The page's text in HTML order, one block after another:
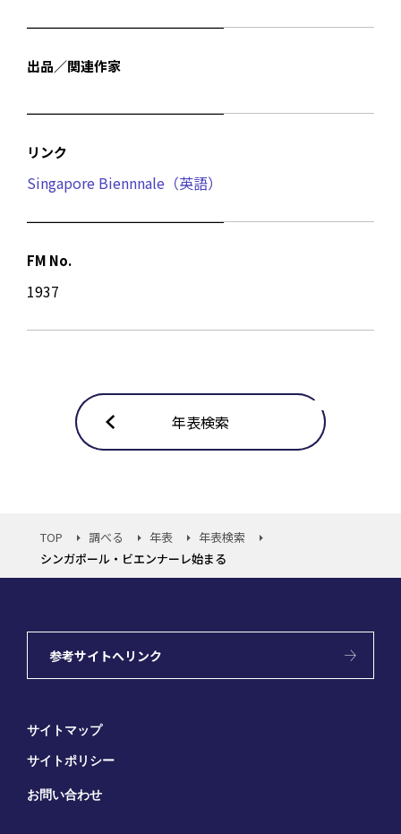
出品／関連作家
リンク
Singapore Biennnale（英語）
FM No.
1937
年表検索
TOP 調べる 年表
年表検索
シンガポール・ビエンナーレ始まる
参考サイトへリンク
サイトマップ
サイトポリシー
お問い合わせ